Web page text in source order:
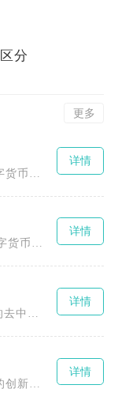
分
更多
详情
Lun币是一种基于区块链技术的数字货币，由Lunyr团队创造，最初构建一个去中心化的互联网
详情
Botto币是一种基于以太坊区块链的去中心化数字货币，由一群区块链技术爱好者、艺术创作者以
详情
详情